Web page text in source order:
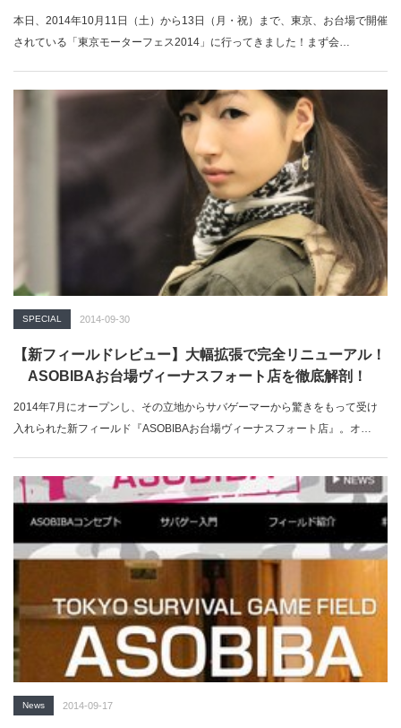
本日、2014年10月11日（土）から13日（月・祝）まで、東京、お台場で開催
されている「東京モーターフェス2014」に行ってきました！まず会…
SPECIAL 2014-09-30
【新フィールドレビュー】大幅拡張で完全リニューアル！
ASOBIBAお台場ヴィーナスフォート店を徹底解剖！
2014年7月にオープンし、その立地からサバゲーマーから驚きをもって受け
入れられた新フィールド『ASOBIBAお台場ヴィーナスフォート店』。オ…
News 2014-09-17